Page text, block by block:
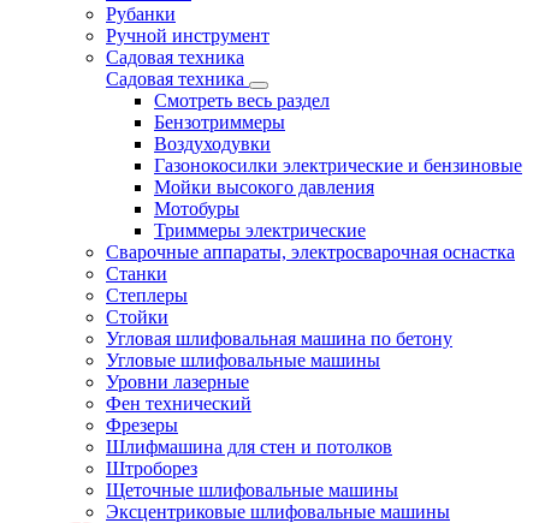
Рубанки
Ручной инструмент
Садовая техника
Садовая техника
Смотреть весь раздел
Бензотриммеры
Воздуходувки
Газонокосилки электрические и бензиновые
Мойки высокого давления
Мотобуры
Триммеры электрические
Сварочные аппараты, электросварочная оснастка
Станки
Степлеры
Стойки
Угловая шлифовальная машина по бетону
Угловые шлифовальные машины
Уровни лазерные
Фен технический
Фрезеры
Шлифмашина для стен и потолков
Штроборез
Щеточные шлифовальные машины
Эксцентриковые шлифовальные машины